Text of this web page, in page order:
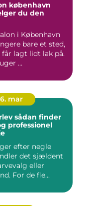
københavn
du den
i København
bare et sted,
lagt lidt lak på.
...
mar
finder
professionel
efter negle
det sjældent
eller
For de fle...